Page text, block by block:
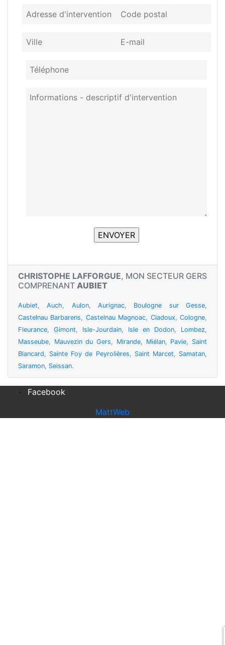
CHRISTOPHE LAFFORGUE, MON SECTEUR GERS
COMPRENANT AUBIET
Aubiet ,Auch Aulon,Aurignac Boulogne sur Gesse
Castelnau Barbarens
Castelnau Magnoac Ciadoux,Cologne
Fleurance
Gimont Isle-Jourdain Isle en Dodon Lombez
Masseube
Mauvezin du Gers Mirande, Miélan, Pavie
Saint
Blancard
Sainte Foy de Peyrolières Saint Marcet Samatan
Saramon Seissan.
Facebook
MattWeb